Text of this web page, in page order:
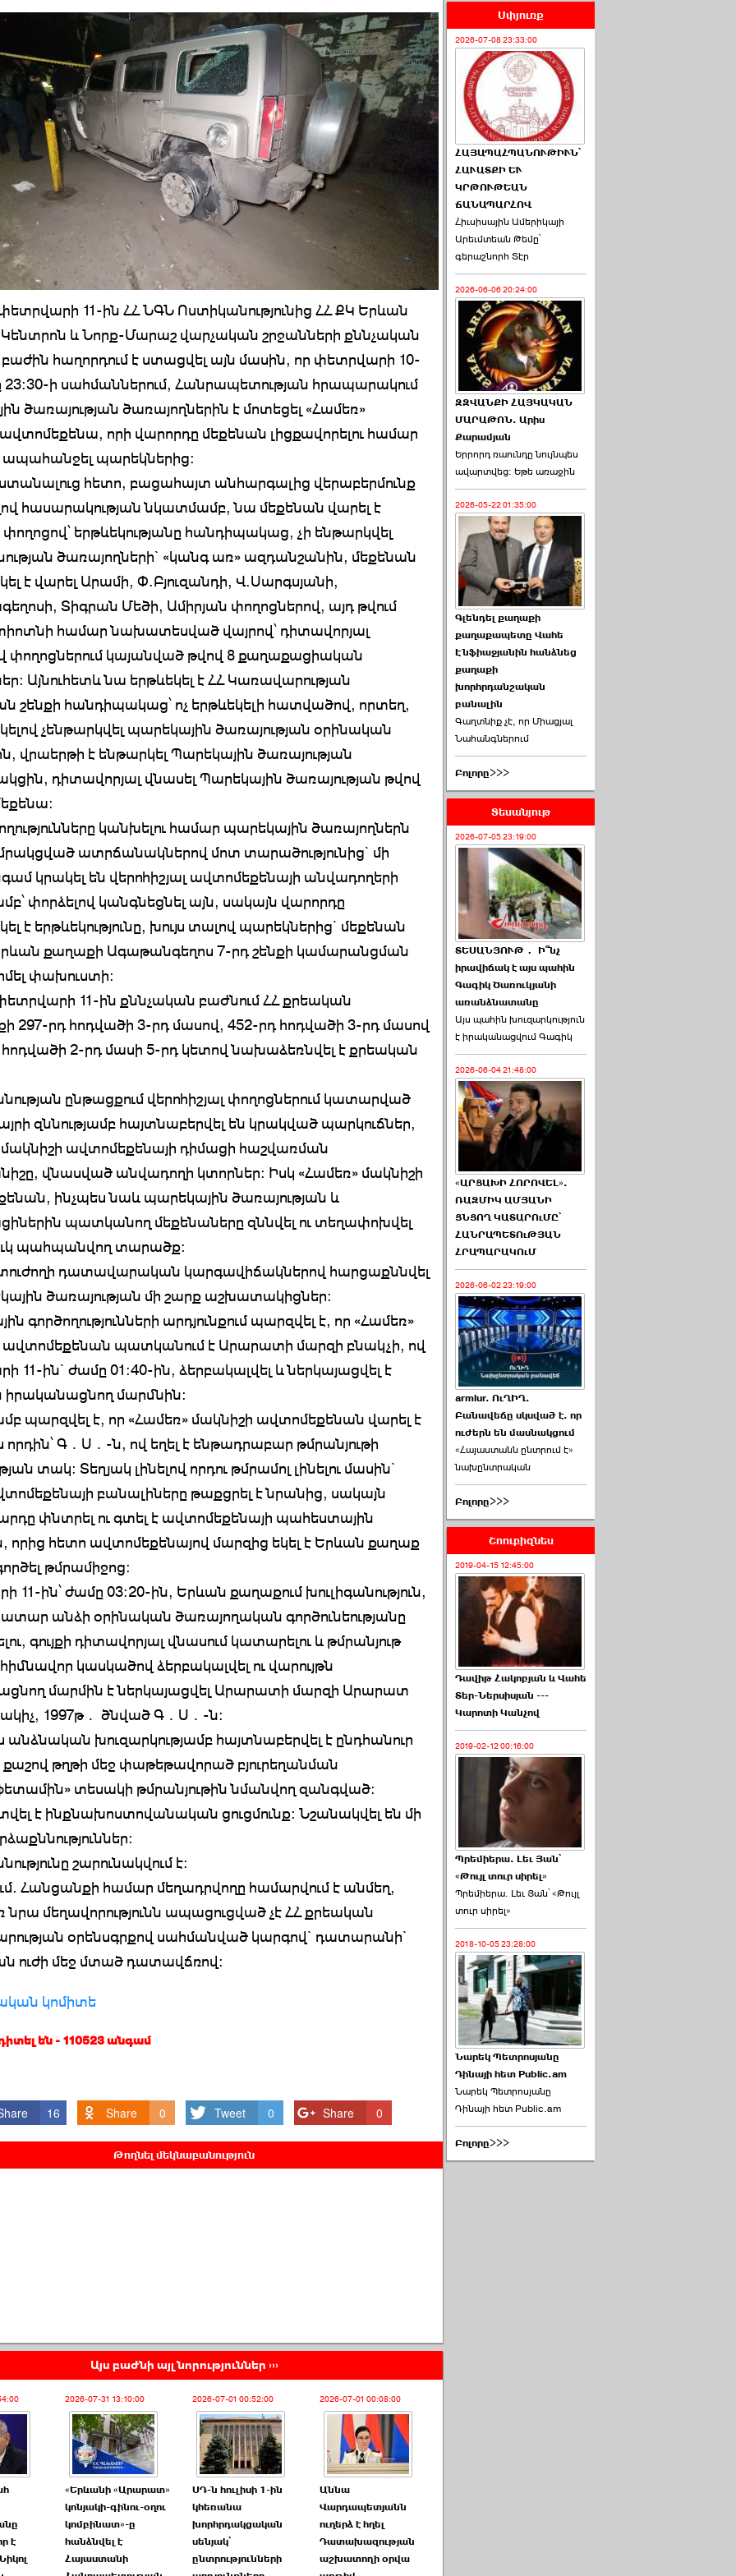
11-ին ՀՀ ՆԳՆ Ոստիկանությունից ՀՀ ՔԿ Երևան
և Նորք-Մարաշ վարչական շրջանների քննչական
հաղորդում է ստացվել այն մասին, որ փետրվարի 10-
23։30-ի սահմաններում, Հանրապետության հրապարակում
ծառայության ծառայողներին է մոտեցել «Համեռ»
որի վարորդը մեքենան լիցքավորելու համար
ապահանջել պարեկներից։
ստանալուց հետո, բացահայտ անհարգալից վերաբերմունք
հասարակության նկատմամբ, նա մեքենան վարել է
երթևեկությանը հանդիպակաց, չի ենթարկվել
ծառայողների` «կանգ առ» ազդանշանին, մեքենան
է վարել Արամի, Փ.Բյուզանդի, Վ.Սարգսյանի,
Տիգրան Մեծի, Ամիրյան փողոցներով, այդ թվում
համար նախատեսված վայրով՝ դիտավորյալ
փողոցներում կայանված թվով 8 քաղաքացիական
Այնուհետև նա երթևեկել է ՀՀ Կառավարության
շենքի հանդիպակաց՝ ոչ երթևեկելի հատվածով, որտեղ,
չենթարկվել պարեկային ծառայության օրինական
վրաերթի է ենթարկել Պարեկային ծառայության
դիտավորյալ վնասել Պարեկային ծառայության թվով
կանխելու համար պարեկային ծառայողներն
ատրճանակներով մոտ տարածությունից` մի
կրակել են վերոհիշյալ ավտոմեքենայի անվադողերի
փորձելով կանգնեցնել այն, սակայն վարորդը
է երթևեկությունը, խույս տալով պարեկներից` մեքենան
քաղաքի Ագաթանգեղոս 7-րդ շենքի կամարանցման
փախուստի:
11-ին քննչական բաժնում ՀՀ քրեական
297-րդ հոդվածի 3-րդ մասով, 452-րդ հոդվածի 3-րդ մասով
հոդվածի 2-րդ մասի 5-րդ կետով նախաձեռնվել է քրեական
ընթացքում վերոհիշյալ փողոցներում կատարված
զննությամբ հայտնաբերվել են կրակված պարկուճներ,
մակնիշի ավտոմեքենայի դիմացի հաշվառման
վնասված անվադողի կտորներ։ Իսկ «Համեռ» մակնիշի
ինչպես նաև պարեկային ծառայության և
պատկանող մեքենաները զննվել ու տեղափոխվել
պահպանվող տարածք:
դատավարական կարգավիճակներով հարցաքննվել
ծառայության մի շարք աշխատակիցներ:
գործողությունների արդյունքում պարզվել է, որ «Համեռ»
ավտոմեքենան պատկանում է Արարատի մարզի բնակչի, ով
11-ին` ժամը 01:40-ին, ձերբակալվել և ներկայացվել է
իրականացնող մարմնին:
պարզվել է, որ «Համեռ» մակնիշի ավտոմեքենան վարել է
որդին՝ Գ․Ս․-ն, ով եղել է ենթադրաբար թմրանյութի
տակ: Տեղյակ լինելով որդու թմրամոլ լինելու մասին`
բանալիները թաքցրել է նրանից, սակայն
փնտրել ու գտել է ավտոմեքենայի պահեստային
որից հետո ավտոմեքենայով մարզից եկել է Երևան քաղաք
թմրամիջոց:
11-ին՝ ժամը 03:20-ին, Երևան քաղաքում խուլիգանություն,
անձի օրինական ծառայողական գործունեությանը
գույքի դիտավորյալ վնասում կատարելու և թմրանյութ
կասկածով ձերբակալվել ու վարույթն
մարմին է ներկայացվել Արարատի մարզի Արարատ
1997թ․ ծնված Գ․Ս․-ն:
անձնական խուզարկությամբ հայտնաբերվել է ընդհանուր
քաշով թղթի մեջ փաթեթավորած բյուրեղանման
տեսակի թմրանյութին նմանվող զանգված:
է ինքնախոստովանական ցուցմունք։ Նշանակվել են մի
շարունակվում է:
Հանցանքի համար մեղադրվողը համարվում է անմեղ,
նրա մեղավորությունն ապացուցված չէ ՀՀ քրեական
օրենսգրքով սահմանված կարգով` դատարանի`
ուժի մեջ մտած դատավճռով:
կոմիտե
դիտել են - 110523 անգամ
16 Share 0 Tweet 0 Share 0
Թողնել մեկնաբանություն
Այս բաժնի այլ նորություններ ›››
է
2026-07-31 13:10:00
«Երևանի «Արարատ»
կոնյակի-գինու-օղու
կոմբինատ»-ը
հանձնվել է
Հայաստանի
2026-07-01 00:52:00
ՍԴ-ն հուլիսի 1-ին
կհեռանա
խորհրդակցական
սենյակ՝
ընտրությունների
2026-07-01 00:08:00
Աննա
Վարդապետյանն
ուղերձ է հղել
Դատախազության
աշխատողի օրվա
Սփյուռք
2026-07-08 23:33:00
ՀԱՅԱՊԱՀՊԱՆՈՒԹԻՒՆ՝
ՀԱՒԱՏՔԻ ԵՒ
ԿՐԹՈՒԹԵԱՆ
ՃԱՆԱՊԱՐՀՈՎ
Հիւսիսային Ամերիկայի
Արեւմտեան Թեմը՝
գերաշնորհ Տէր
2026-06-06 20:24:00
ԶԶՎԱՆՔԻ ՀԱՅԿԱԿԱՆ
ՄԱՐԱԹՈՆ. Արիս
Քարամյան
Երրորդ ռաունդը նույնպես
ավարտվեց։ Եթե առաջին
2026-05-22 01:35:00
Գլենդել քաղաքի
քաղաքապետը Վահե
Էնֆիաջյանին հանձնեց
քաղաքի
խորհրդանշական
բանալին
Գաղտնիք չէ, որ Միացյալ
Նահանգներում
Բոլորը>>>
Տեսանյութ
2026-07-05 23:19:00
ՏԵՍԱՆՅՈՒԹ․ Ի՞նչ
իրավիճակ է այս պահին
Գագիկ Ծառուկյանի
առանձնատանը
Այս պահին խուզարկություն
է իրականացվում Գագիկ
2026-06-04 21:48:00
«ԱՐՑԱԽԻ ՀՈՐՈՎԵԼ».
ՌԱԶՄԻԿ ԱՄՅԱՆԻ
ՑՆՑՈՂ ԿԱՏԱՐՈւՄԸ՝
ՀԱՆՐԱՊԵՏՈւԹՅԱՆ
ՀՐԱՊԱՐԱԿՈւՄ
2026-06-02 23:19:00
armlur. ՈւՂԻՂ.
Բանավեճը սկսված է. որ
ուժերն են մասնակցում
«Հայաստանն ընտրում է»
նախընտրական
Բոլորը>>>
Շոուբիզնես
2019-04-15 12:45:00
Դավիթ Հակոբյան և Վահե
Տեր-Ներսիսյան ---
Կարոտի Կանչով
2019-02-12 00:16:00
Պրեմիերա. Լեւ Յան՝
«Թույլ տուր սիրել»
Պրեմիերա. Լեւ Յան՝ «Թույլ
տուր սիրել»
2018-10-05 23:28:00
Նարեկ Պետրոսյանը
Դինայի հետ Public.am
Նարեկ Պետրոսյանը
Դինայի հետ Public.am
Բոլորը>>>